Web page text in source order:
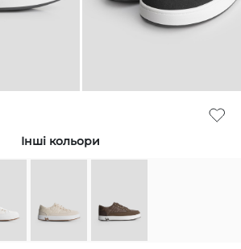
Інші кольори